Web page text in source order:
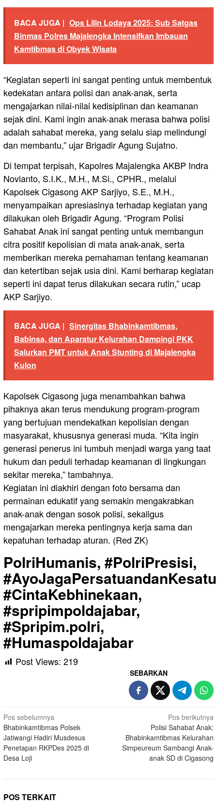
BACA JUGA | Ops Lilin Lodaya 2025: Sub Satgas
Binmas Polres Majalengka Intensifkan Imbauan
Kamtibmas di Obyek Wisata
“Kegiatan seperti ini sangat penting untuk membentuk
kedekatan antara polisi dan anak-anak, serta
mengajarkan nilai-nilai kedisiplinan dan keamanan
sejak dini. Kami ingin anak-anak merasa bahwa polisi
adalah sahabat mereka, yang selalu siap melindungi
dan membantu,” ujar Brigadir Agung Sujatno.
Di tempat terpisah, Kapolres Majalengka AKBP Indra
Novianto, S.I.K., M.H., M.Si., CPHR., melalui
Kapolsek Cigasong AKP Sarjiyo, S.E., M.H.,
menyampaikan apresiasinya terhadap kegiatan yang
dilakukan oleh Brigadir Agung. “Program Polisi
Sahabat Anak ini sangat penting untuk membangun
citra positif kepolisian di mata anak-anak, serta
memberikan mereka pemahaman tentang keamanan
dan ketertiban sejak usia dini. Kami berharap kegiatan
seperti ini dapat terus dilakukan secara rutin,” ucap
AKP Sarjiyo.
BACA JUGA | Sinergitas Bhabinkamtibmas,
Babinsa, dan Aparatur Kelurahan Dampingi PKK
Salurkan PMT untuk Anak Stunting di Majalengka
Kulon
Kapolsek Cigasong juga menambahkan bahwa
pihaknya akan terus mendukung program-program
yang bertujuan mendekatkan kepolisian dengan
masyarakat, khususnya generasi muda. “Kita ingin
generasi penerus ini tumbuh menjadi warga yang taat
hukum dan peduli terhadap keamanan di lingkungan
sekitar mereka,” tambahnya.
Kegiatan ini diakhiri dengan foto bersama dan
permainan edukatif yang semakin mengakrabkan
anak-anak dengan sosok polisi, sekaligus
mengajarkan mereka pentingnya kerja sama dan
kepatuhan terhadap aturan. (Red ZK)
PolriHumanis, #PolriPresisi,
#CintaKebhinekaan,
#spripimpoldajabar,
#Spripim.polri,
#Humaspoldajabar
Post Views: 219
SEBARKAN
Navigasi
pos
Pos sebelumnya
Bhabinkamtibmas Polsek
Jatiwangi Hadiri Musdesus
Penetapan RKPDes 2025 di
Desa Loji
Pos berikutnya
Polisi Sahabat Anak:
Bhabinkamtibmas Kelurahan
Simpeureum Sambangi Anak-
anak SD di Cigasong
POS TERKAIT